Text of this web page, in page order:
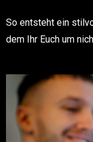
So entsteht ein
dem Ihr Euch um